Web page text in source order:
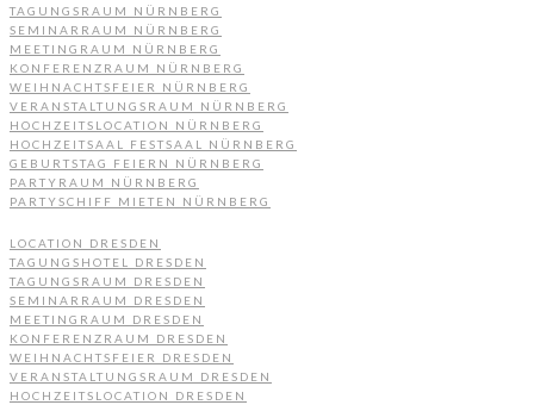
TAGUNGSRAUM NÜRNBERG
SEMINARRAUM NÜRNBERG
MEETINGRAUM NÜRNBERG
KONFERENZRAUM NÜRNBERG
WEIHNACHTSFEIER NÜRNBERG
VERANSTALTUNGSRAUM NÜRNBERG
HOCHZEITSLOCATION NÜRNBERG
HOCHZEITSAAL FESTSAAL NÜRNBERG
GEBURTSTAG FEIERN NÜRNBERG
PARTYRAUM NÜRNBERG
PARTYSCHIFF MIETEN NÜRNBERG
LOCATION DRESDEN
TAGUNGSHOTEL DRESDEN
TAGUNGSRAUM DRESDEN
SEMINARRAUM DRESDEN
MEETINGRAUM DRESDEN
KONFERENZRAUM DRESDEN
WEIHNACHTSFEIER DRESDEN
VERANSTALTUNGSRAUM DRESDEN
HOCHZEITSLOCATION DRESDEN